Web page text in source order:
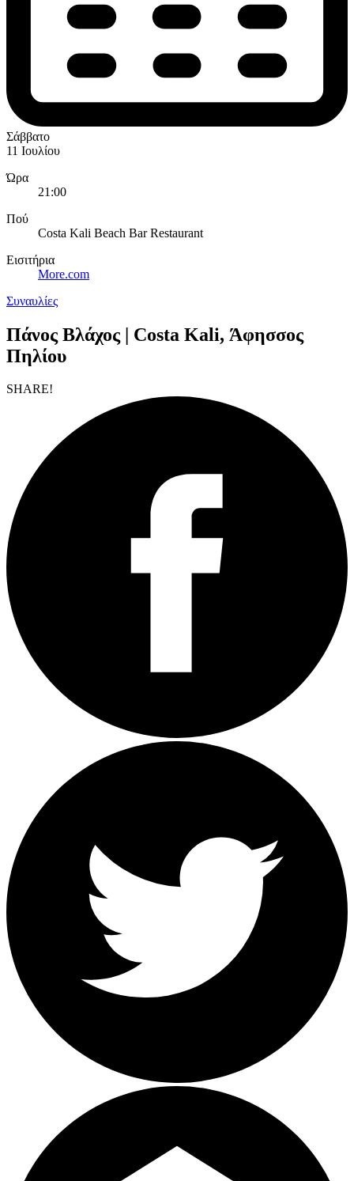
Σάββατο
11 Ιουλίου
Ώρα
21:00
Πού
Costa Kali Beach Bar Restaurant
Εισιτήρια
More.com
Συναυλίες
Πάνος Βλάχος | Costa Kali, Άφησσος
Πηλίου
SHARE!